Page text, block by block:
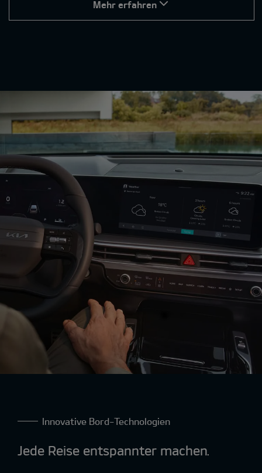
Mehr erfahren
Innovative Bord-Technologien
Jede Reise entspannter machen.